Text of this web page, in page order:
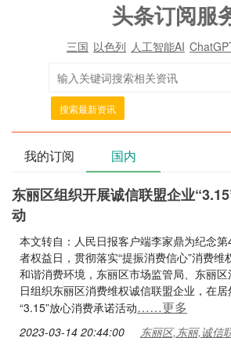
头条订阅服
三国 以色列 人工智能AI
搜索最新资讯
我的订阅 国内
东丽区组织开展诚信联盟企业
动
本文转自：人民日报客户端李家鼎为纪念第
者权益日，贯彻落实“提振消费信心”消费维
和谐消费环境，东丽区市场监管局、东丽
日组织东丽区消费维权诚信联盟企业，在
“3.15”放心消费承诺活动……更多
2023-03-14 20:44:00 东丽区,东丽,诚信